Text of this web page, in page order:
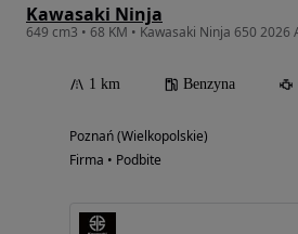
Kawasaki Ninja
649 cm3 • 68 KM • Kawasaki Ninja 650 2026
1 km Benzyna
Poznań (Wielkopolskie)
Firma • Podbite